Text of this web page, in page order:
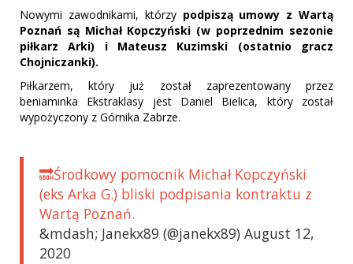
Nowymi zawodnikami, którzy podpiszą umowy z Wartą
Poznań są Michał Kopczyński (w poprzednim sezonie
piłkarz Arki) i Mateusz Kuzimski (ostatnio gracz
Chojniczanki).
Piłkarzem, który już został zaprezentowany przez
beniaminka Ekstraklasy jest Daniel Bielica, który został
wypożyczony z Górnika Zabrze.
🔜Środkowy pomocnik Michał Kopczyński
(eks Arka G.) bliski podpisania kontraktu z
Wartą Poznań.
&mdash; Janekx89 (@janekx89) August 12,
2020